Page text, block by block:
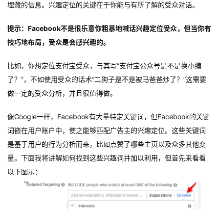
埋藏的信息。兴趣定位的关键在于你能与有所了解的受众对话。
提示：Facebook不是很乐意你粗暴地喊话兴趣定位受众，但当你有
技巧地布局，受众是会感兴趣的。
比如，你想定位支付宝受众，与其写“支付宝公众号是不是换小编
了？”，不如使用受众的话术“二狗子是不是被马爸爸炒了？”这需要
做一定的受众分析，并且很值得做。
像Google一样，Facebook有大量特定关键词，但Facebook的关键
词嵌在用户账户中，使之能够匹配广告主的兴趣定位。这些关键词
是基于用户的行为分析而来，比如点赞了哪些主页以及众多其他变
量。下面我将讲解如何找到这些兴趣词并加以利用，但首先来看看
以下图示：